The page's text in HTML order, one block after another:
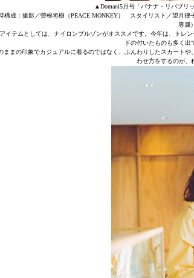
▲Domani5月号「バナナ・リパブリ
構成：撮影／曽根将樹（PEACE MONKEY） スタイリスト／望月
専属
アイテムとしては、ナイロンブルゾンがオススメです。今年は、トレ
ドの付いたものも多く出
ままの印象でカジュアルに着るのではなく、ふんわりしたスカート
わせ方をするのが、